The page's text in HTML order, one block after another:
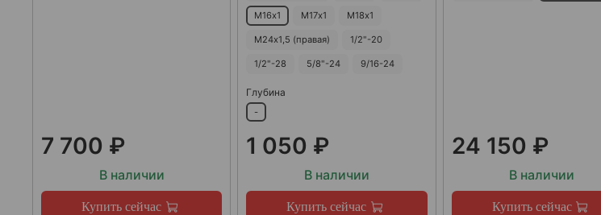
7 700 ₽
В наличии
Купить сейчас
М16х1 М17х1 М18х1
М24х1,5 (правая) 1/2"-20
1/2"-28 5/8"-24 9/16-24
Глубина
-
1 050 ₽
В наличии
Купить сейчас
24 150 ₽
В наличии
Купить сейчас